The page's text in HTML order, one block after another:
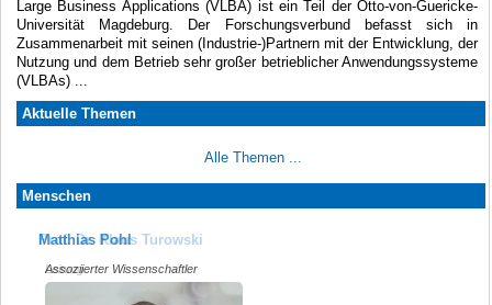
Large Business Applications (VLBA) ist ein Teil der Otto-von-Guericke-
Universität Magdeburg. Der Forschungsverbund befasst sich in
Zusammenarbeit mit seinen (Industrie-)Partnern mit der Entwicklung, der
Nutzung und dem Betrieb sehr großer betrieblicher Anwendungssysteme
(VLBAs) ...
Aktuelle Themen
Alle Themen ...
Menschen
Prof. Dr. Klaus Turowski
Leitung
Matthias Pohl
Assoziierter Wissenschaftler